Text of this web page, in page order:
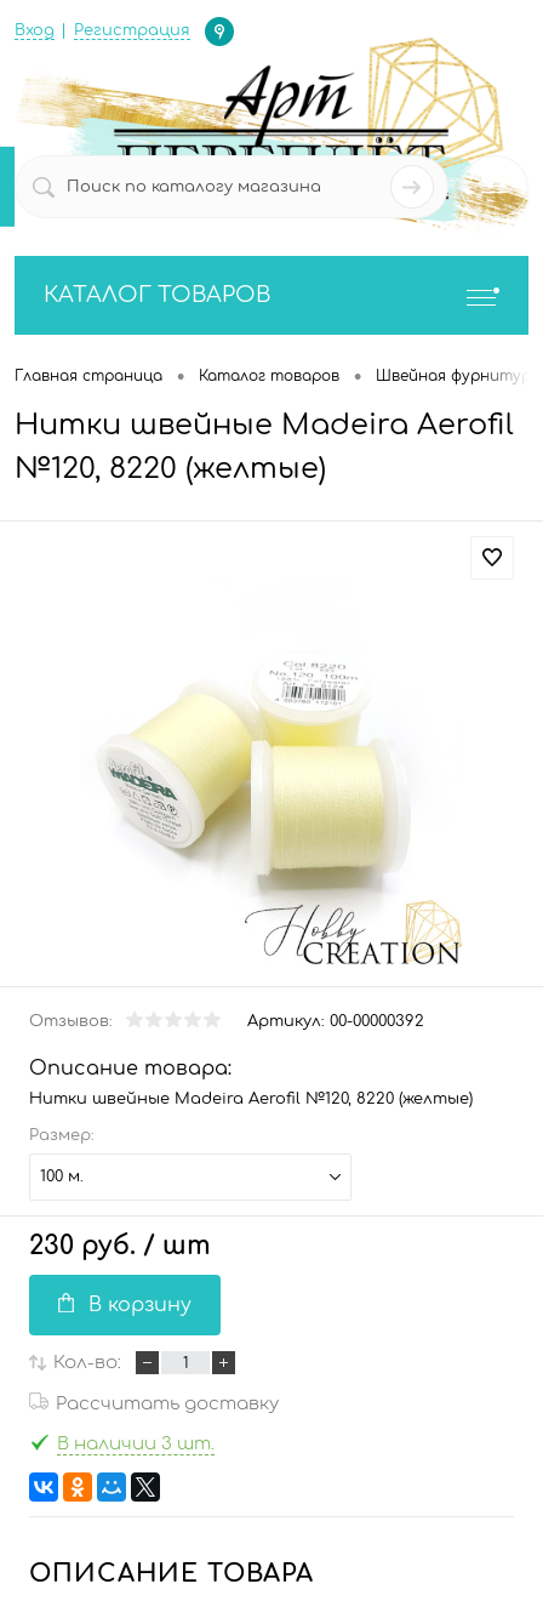
Вход Регистрация
Определение
0
КАТАЛОГ ТОВАРОВ
Главная страница • Каталог товаров • Швейная
Нитки швейные Madeira Aerofil
№120, 8220 (желтые)
Отзывов: Артикул: 00-00000392
Описание товара:
Нитки швейные Madeira Aerofil №120, 8220 (желтые)
Размер:
100 м.
230 руб. / шт
В корзину
Кол-во:
Рассчитать доставку
В наличии 3 шт.
ОПИСАНИЕ ТОВАРА